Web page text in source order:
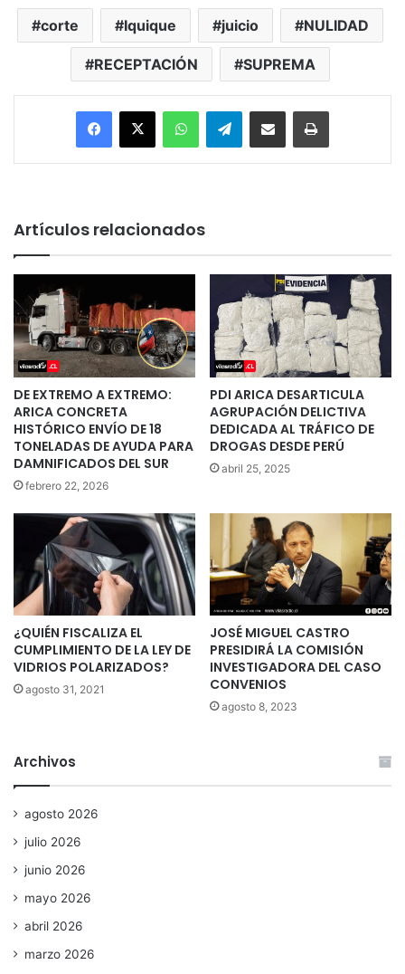
corte Iquique juicio NULIDAD
RECEPTACIÓN SUPREMA
Facebook
X WhatsAppTelegramEnviar vía email Imprimir
Artículos relacionados
DE EXTREMO A EXTREMO:
ARICA CONCRETA
HISTÓRICO ENVÍO DE 18
TONELADAS DE AYUDA PARA
DAMNIFICADOS DEL SUR
febrero 22, 2026
PDI ARICA DESARTICULA
AGRUPACIÓN DELICTIVA
DEDICADA AL TRÁFICO DE
DROGAS DESDE PERÚ
abril 25, 2025
¿QUIÉN FISCALIZA EL
CUMPLIMIENTO DE LA LEY DE
VIDRIOS POLARIZADOS?
agosto 31, 2021
JOSÉ MIGUEL CASTRO
PRESIDIRÁ LA COMISIÓN
INVESTIGADORA DEL CASO
CONVENIOS
agosto 8, 2023
Archivos
agosto 2026
julio 2026
junio 2026
mayo 2026
abril 2026
marzo 2026